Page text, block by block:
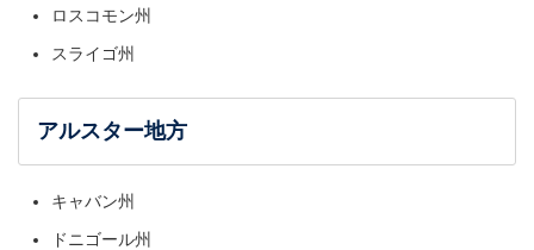
ロスコモン州
スライゴ州
アルスター地方
キャバン州
ドニゴール州